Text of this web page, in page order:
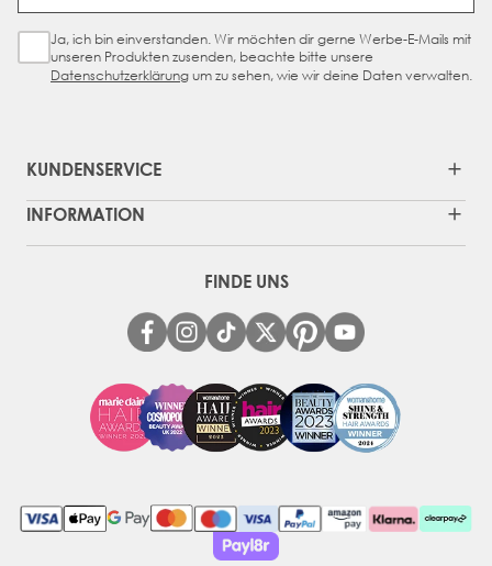
Sign Up Checkbox
Ja, ich bin einverstanden. Wir möchten dir gerne Werbe-E-Mails mit
unseren Produkten zusenden, beachte bitte unsere
Datenschutzerklärungum zu sehen, wie wir deine Daten verwalten.
KUNDENSERVICE
INFORMATION
FINDE UNS